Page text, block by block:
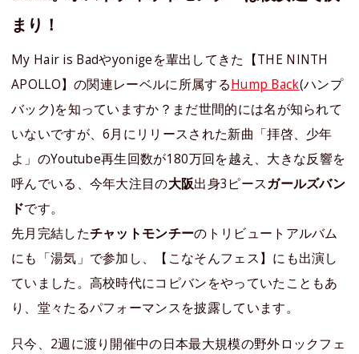
まり！
My Hair is Badやyonigeを輩出してきた【THE NINTH
APOLLO】の関連レーベルに所属するHump Back(ハンプ
バック)を知っていますか？まだ世間的には名が知られて
いないですが、6月にリリースされた新曲「拝啓、少年
よ」のYoutube再生回数が180万回を越え、大きな反響を
呼んでいる、今年大注目の大阪出身3ピースガールズバン
ドです。
先月完結したチャットモンチーのトリビュートアルバム
にも「湯気」で参加し、【こなそんフェス】にも出演し
ていました。高校時代にコピバンをやっていたこともあ
り、堂々たるパフォーマンスを披露しています。
只今、2週に渡り開催中の日本最大規模の野外ロックフェ